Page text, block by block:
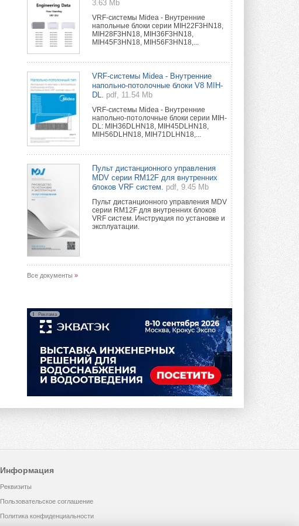
3.63 Mb
VRF-системы Midea - Внутренние
напольные блоки серии MIH22F3HN18,
MIH28F3HN18, MIH36F3HN18,
MIH45F3HN18, MIH56F3HN18,...
VRF-системы Midea - Внутренние
напольно-потолочные блоки V8 MIH-
DL.
pdf, 11.54 Mb
VRF-системы Midea - Внутренние
напольно-потолочные блоки серии MIH-
DL: MIH36DLHN18, MIH45DLHN18,
MIH56DLHN18, MIH71DLHN18,...
Пульт дистанционного управления
MDV серии RM12F для внутренних
блоков VRF систем.
pdf, 9.45 Mb
Пульт дистанционного управления MDV
серии RM12F для внутренних блоков
VRF систем. Инструкция по установке и
эксплуатации.
Все документы »
Реклама
Информация
Реквизиты
Пользовательское соглашение
Политика конфиденциальности